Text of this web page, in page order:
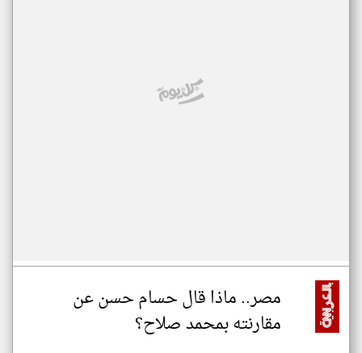
مصر.. ماذا قال حسام حسن عن
مقارنته بمحمد صلاح؟